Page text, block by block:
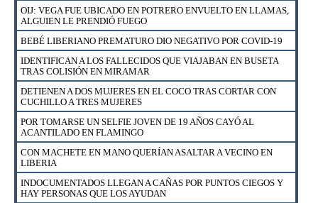
DETIENEN A HOMBRE Y MUJER EN BARRIO ESQUIPULAS EN
SANTA CRUZ
EXTRANJEROS EN CONDICIÓN DE TURISTAS PODRÁN UTILIZAR
SU LICENCIA DE CONDUCIR HASTA EL 18 DE AGOSTO
¿CÓMO APLICAR PARA UN FINANCIAMIENTO DE VIVIENDA CON
BONO EN EL BANCO NACIONAL?
DETIENEN A VENDEDOR DE DROGA AL MENUDEO EN CURIME
NICOYA
CAZADOR DETENIDO CON CARNE DE LA ESPECIE VENADO
COLA BLANCA EN SECTOR MURCIÉLAGO DEL ACG
BIZARRAP, DUKI, RYAN CASTRO, ESHCONINCO Y DISTO
ESTARÁN EN EL BEACH FEST CR EN PLAYA TAMARINDO
ESTO DICE BANCO NACIONAL SOBRE ALLANAMIENTO DE OIJ
EN SUCURSAL EN ESPARZA
OIJ: VEGA FUE UBICADO EN POTRERO ENVUELTO EN LLAMAS,
ALGUIEN LE PRENDIÓ FUEGO
BEBÉ LIBERIANO PREMATURO DIO NEGATIVO POR COVID-19
IDENTIFICAN A LOS FALLECIDOS QUE VIAJABAN EN BUSETA
TRAS COLISIÓN EN MIRAMAR
DETIENEN A DOS MUJERES EN EL COCO TRAS CORTAR CON
CUCHILLO A TRES MUJERES
POR TOMARSE UN SELFIE JOVEN DE 19 AÑOS CAYÓ AL
ACANTILADO EN FLAMINGO
CON MACHETE EN MANO QUERÍAN ASALTAR A VECINO EN
LIBERIA
INDOCUMENTADOS LLEGAN A CAÑAS POR PUNTOS CIEGOS Y
HAY PERSONAS QUE LOS AYUDAN